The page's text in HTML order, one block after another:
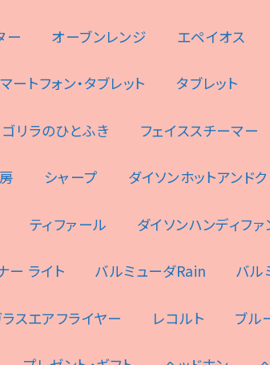
ー オーブンレンジ エペイオス
ートフォン・タブレット タブレット
ゴリラのひとふき フェイススチーマー
シャープ ダイソンホットアンド
ティファール ダイソンハンディファ
ー ライト バルミューダRain バル
スエアフライヤー レコルト ブル